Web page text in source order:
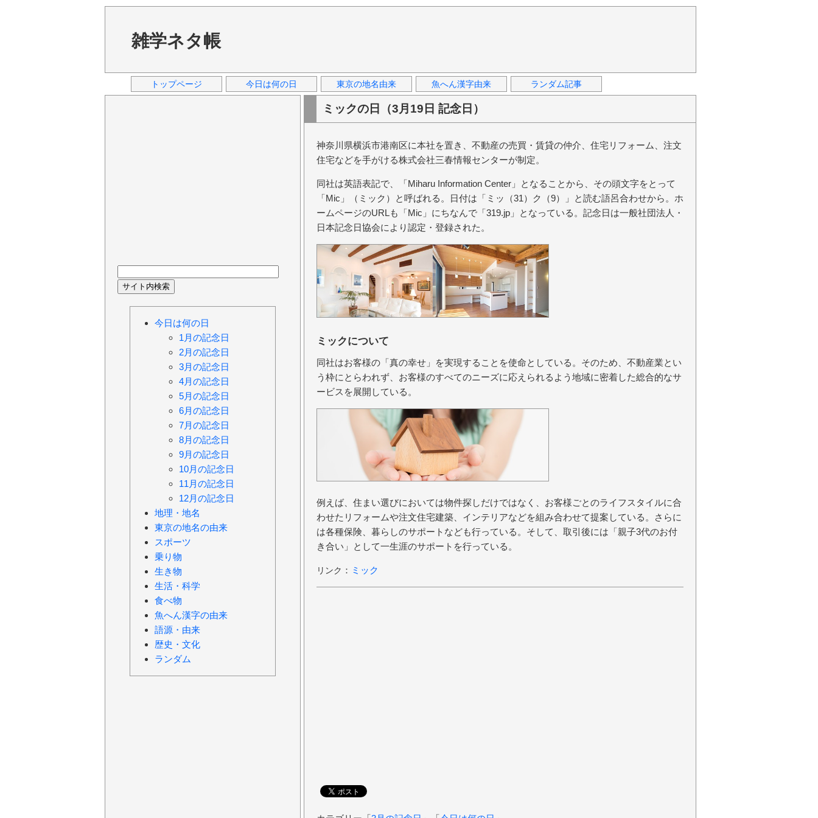
雑学ネタ帳
トップページ 今日は何の日 東京の地名由来 魚へん漢字由来 ランダム記事
ミックの日（3月19日 記念日）
神奈川県横浜市港南区に本社を置き、不動産の売買・賃貸の仲介、住宅リフォーム、注文
住宅などを手がける株式会社三春情報センターが制定。
同社は英語表記で、「Miharu Information Center」となることから、その頭文字をとって
「Mic」（ミック）と呼ばれる。日付は「ミッ（31）ク（9）」と読む語呂合わせから。ホ
ームページのURLも「Mic」にちなんで「319.jp」となっている。記念日は一般社団法人・
日本記念日協会により認定・登録された。
ミックについて
同社はお客様の「真の幸せ」を実現することを使命としている。そのため、不動産業とい
う枠にとらわれず、お客様のすべてのニーズに応えられるよう地域に密着した総合的なサ
ービスを展開している。
例えば、住まい選びにおいては物件探しだけではなく、お客様ごとのライフスタイルに合
わせたリフォームや注文住宅建築、インテリアなどを組み合わせて提案している。さらに
は各種保険、暮らしのサポートなども行っている。そして、取引後には「親子3代のお付
き合い」として一生涯のサポートを行っている。
リンク ： ミック
今日は何の日
1月の記念日
2月の記念日
3月の記念日
4月の記念日
5月の記念日
6月の記念日
7月の記念日
8月の記念日
9月の記念日
10月の記念日
11月の記念日
12月の記念日
地理・地名
東京の地名の由来
スポーツ
乗り物
生き物
生活・科学
食べ物
魚へん漢字の由来
語源・由来
歴史・文化
ランダム